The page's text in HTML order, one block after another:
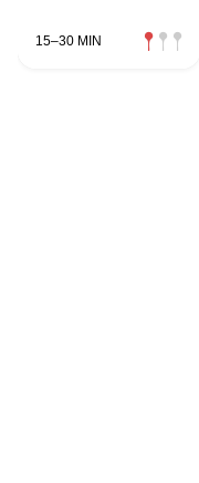
15–30 MIN